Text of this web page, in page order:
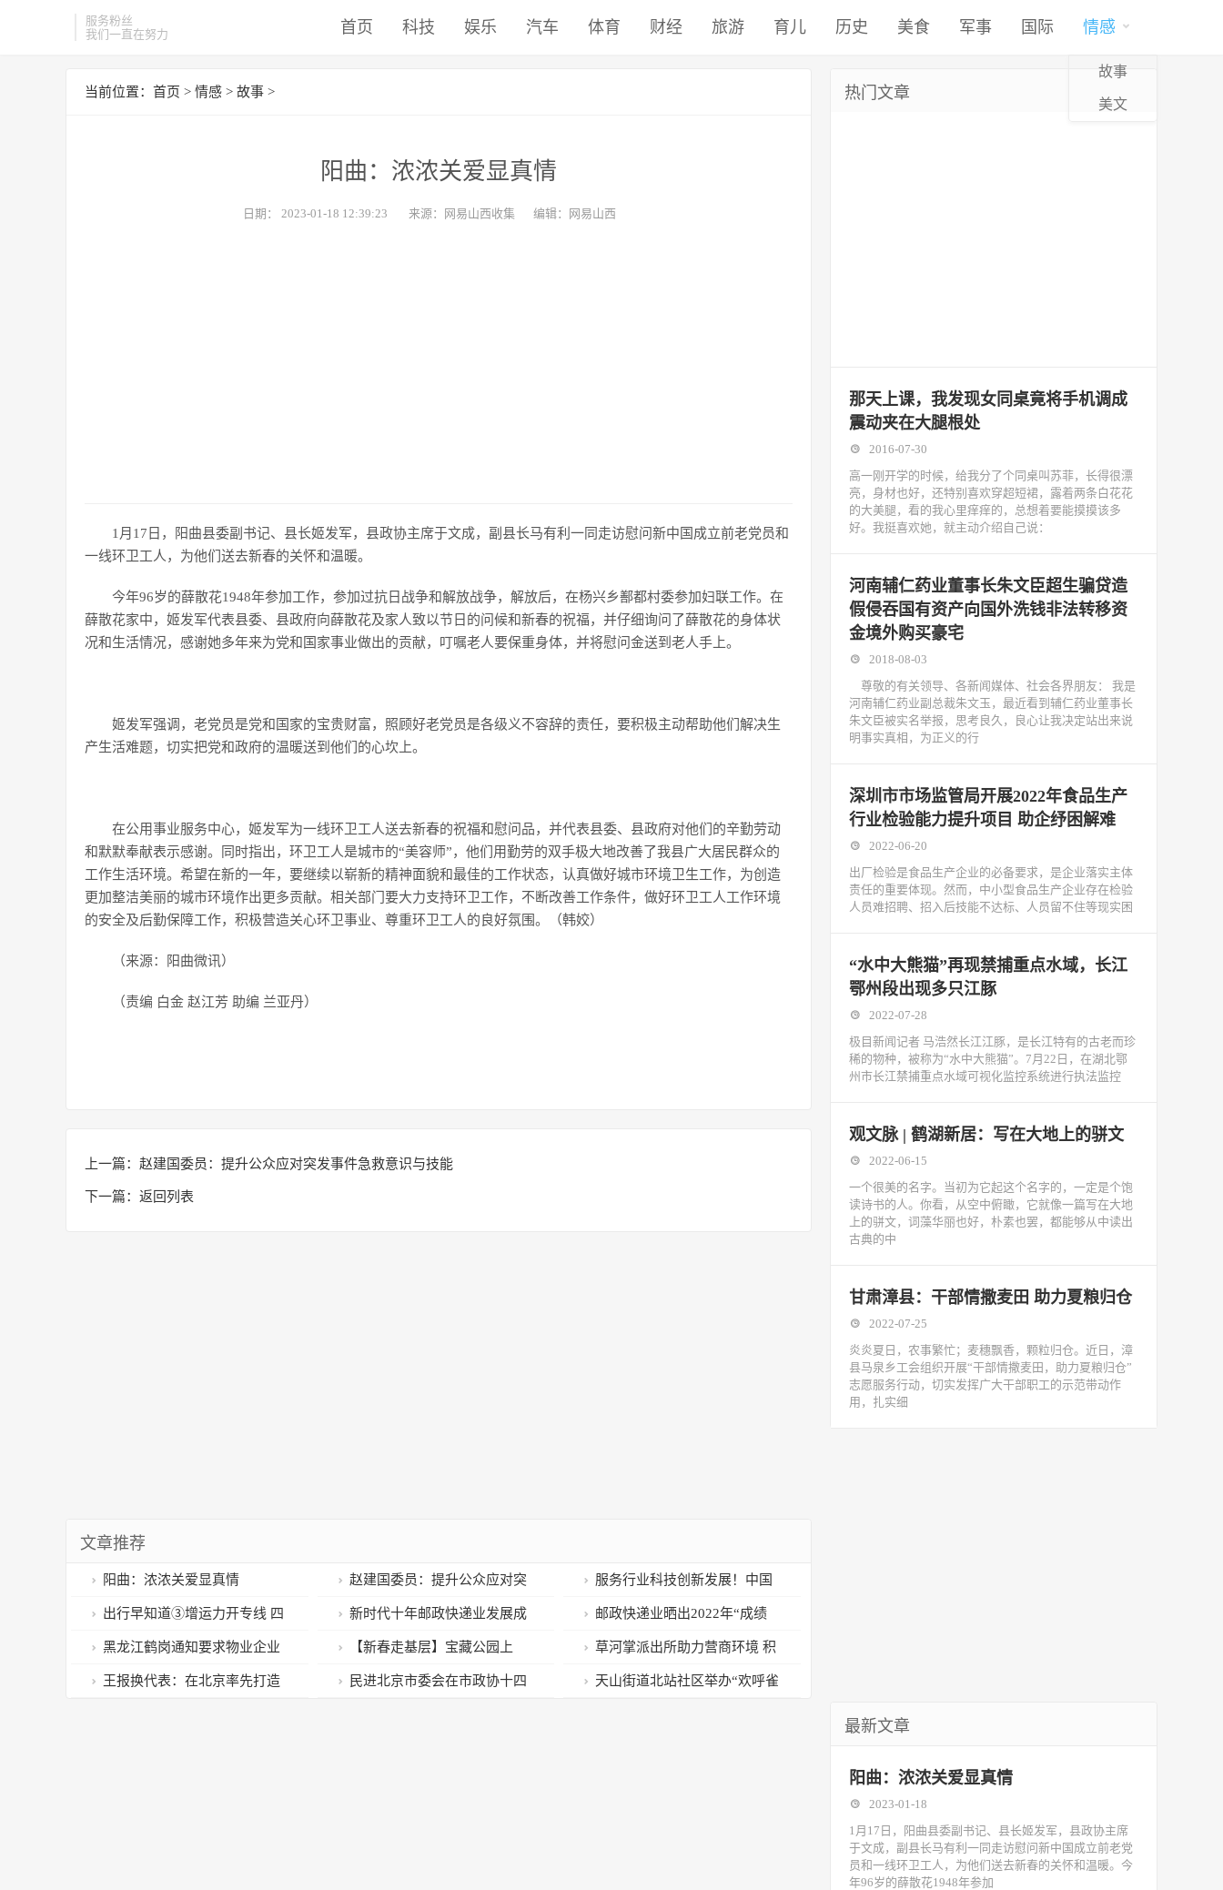
服务粉丝
我们一直在努力
首页 科技 娱乐 汽车 体育 财经 旅游 育儿 历史 美食 军事 国际 情感
故事
美文
当前位置： 首页 > 情感 > 故事 >
阳曲：浓浓关爱显真情
日期： 2023-01-18 12:39:23 来源：网易山西收集 编辑：网易山西
1月17日，阳曲县委副书记、县长姬发军，县政协主席于文成，副县长马有利一同走访慰问新中国成立前老党员和
一线环卫工人，为他们送去新春的关怀和温暖。
今年96岁的薛散花1948年参加工作，参加过抗日战争和解放战争，解放后，在杨兴乡鄯都村委参加妇联工作。在
薛散花家中，姬发军代表县委、县政府向薛散花及家人致以节日的问候和新春的祝福，并仔细询问了薛散花的身体状
况和生活情况，感谢她多年来为党和国家事业做出的贡献，叮嘱老人要保重身体，并将慰问金送到老人手上。
姬发军强调，老党员是党和国家的宝贵财富，照顾好老党员是各级义不容辞的责任，要积极主动帮助他们解决生
产生活难题，切实把党和政府的温暖送到他们的心坎上。
在公用事业服务中心，姬发军为一线环卫工人送去新春的祝福和慰问品，并代表县委、县政府对他们的辛勤劳动
和默默奉献表示感谢。同时指出，环卫工人是城市的“美容师”，他们用勤劳的双手极大地改善了我县广大居民群众的
工作生活环境。希望在新的一年，要继续以崭新的精神面貌和最佳的工作状态，认真做好城市环境卫生工作，为创造
更加整洁美丽的城市环境作出更多贡献。相关部门要大力支持环卫工作，不断改善工作条件，做好环卫工人工作环境
的安全及后勤保障工作，积极营造关心环卫事业、尊重环卫工人的良好氛围。（韩姣）
（来源：阳曲微讯）
（责编 白金 赵江芳 助编 兰亚丹）
上一篇： 赵建国委员：提升公众应对突发事件急救意识与技能
下一篇： 返回列表
文章推荐
阳曲：浓浓关爱显真情 赵建国委员：提升公众应对突
发事件急救意识与技能
服务行业科技创新发展！中国
煤炭工业协会发来感谢信
出行早知道③增运力开专线 四
川全力保障群众按时到家
新时代十年邮政快递业发展成
效显著
邮政快递业晒出2022年“成绩
单”
黑龙江鹤岗通知要求物业企业
保障邮政快递末端畅通
【新春走基层】宝藏公园上
新！家门口的诗和远方
草河掌派出所助力营商环境 积
极推进节前服务工作
王报换代表：在北京率先打造 民进北京市委会在市政协十四 天山街道北站社区举办“欢呼雀
热门文章
那天上课，我发现女同桌竟将手机调成
震动夹在大腿根处
2016-07-30
高一刚开学的时候，给我分了个同桌叫苏菲，长得很漂
亮，身材也好，还特别喜欢穿超短裙，露着两条白花花
的大美腿，看的我心里痒痒的，总想着要能摸摸该多
好。我挺喜欢她，就主动介绍自己说：
河南辅仁药业董事长朱文臣超生骗贷造
假侵吞国有资产向国外洗钱非法转移资
金境外购买豪宅
2018-08-03
尊敬的有关领导、各新闻媒体、社会各界朋友： 我是
河南辅仁药业副总裁朱文玉，最近看到辅仁药业董事长
朱文臣被实名举报，思考良久，良心让我决定站出来说
明事实真相，为正义的行
深圳市市场监管局开展2022年食品生产
行业检验能力提升项目 助企纾困解难
2022-06-20
出厂检验是食品生产企业的必备要求，是企业落实主体
责任的重要体现。然而，中小型食品生产企业存在检验
人员难招聘、招入后技能不达标、人员留不住等现实困
“水中大熊猫”再现禁捕重点水域，长江
鄂州段出现多只江豚
2022-07-28
极目新闻记者 马浩然长江江豚，是长江特有的古老而珍
稀的物种，被称为“水中大熊猫”。7月22日，在湖北鄂
州市长江禁捕重点水域可视化监控系统进行执法监控
观文脉 | 鹤湖新居：写在大地上的骈文
2022-06-15
一个很美的名字。当初为它起这个名字的，一定是个饱
读诗书的人。你看，从空中俯瞰，它就像一篇写在大地
上的骈文，词藻华丽也好，朴素也罢，都能够从中读出
古典的中
甘肃漳县：干部情撒麦田 助力夏粮归仓
2022-07-25
炎炎夏日，农事繁忙；麦穗飘香，颗粒归仓。近日，漳
县马泉乡工会组织开展“干部情撒麦田，助力夏粮归仓”
志愿服务行动，切实发挥广大干部职工的示范带动作
用，扎实细
最新文章
阳曲：浓浓关爱显真情
2023-01-18
1月17日，阳曲县委副书记、县长姬发军，县政协主席
于文成，副县长马有利一同走访慰问新中国成立前老党
员和一线环卫工人，为他们送去新春的关怀和温暖。今
年96岁的薛散花1948年参加